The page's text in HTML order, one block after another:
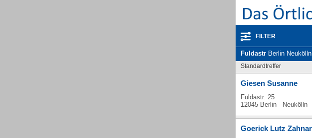
FILTER
Fuldastr Berlin Neukölln -
Standardtreffer
Giesen Susanne
Fuldastr. 25
12045 Berlin - Neukölln
Goerick Lutz